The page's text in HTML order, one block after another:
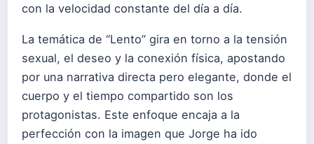
con la velocidad constante del día a día.
La temática de “Lento” gira en torno a la tensión
sexual, el deseo y la conexión física, apostando
por una narrativa directa pero elegante, donde el
cuerpo y el tiempo compartido son los
protagonistas. Este enfoque encaja a la
perfección con la imagen que Jorge ha ido